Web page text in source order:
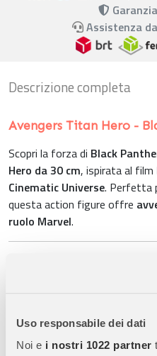
Uso responsabile dei dati
Noi e i nostri 1022 partner
Assistenza
Descrizione completa
Avengers Titan Hero -
Scopri la forza di Black
Hero da 30 cm, ispirata al film
Cinematic Universe. Perfetta
questa action figure offre
ruolo Marvel.
interattivi e collezionismo ,